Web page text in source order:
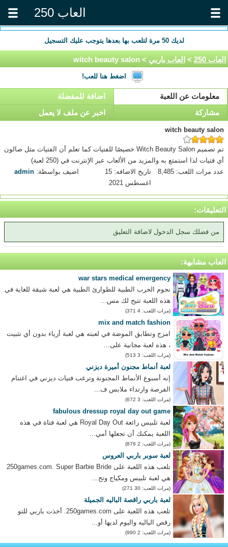
العاب 250
لديك50 مرة لتلعب بها بعدها يتوجب عليك التسجيل
العاب 250 > العاب باربي > witch beauty salon
اضغط هنا للعب!
معلومات عن اللعبة
اضافة للمفضلة
مشاركة
اخبر عن ملف لا يعمل
witch beauty salon
تم تصميم Witch Beauty Salon خصيصًا للفتيات كما تعلم أن الفتيات مثل صالون
أي فتيات لذا استمتع به والمزيد من الألعاب عبر الإنترنت في (250 لعبة)
عدد مرات اللعب: 8,485
تاريخ الاضافه: 15
اغسطس 2021
اضيف بواسطة:admin
التعليقات:
من فضلك سجل الدخول لاضافة التعليق
العاب مشابهة:
war stars medical emergency
نجوم الحرب الطبية للطوارئ الطبية هي لعبة شيقة للغاية في
هذه اللعبة تتيح لك مس...
(مرات اللعب: 4 371)
mix and match fashion
امزج وتطابق الموضة في لعبته هي لعبة أزياء بدون أي تثبيت
، هذه لعبة مجانية على...
(مرات اللعب: 3 513)
لعبة أنماط مجنون أميرة ديزني
إنه أسبوع الأنماط المجنونة وترغب فتيات ديزني في اغتنام
الفرصة وارتداء ملابس ف...
(مرات اللعب: 3 672)
fabulous dressup royal day out game
لعبة تلبيس رائعة Royal Day Out هي لعبة فتاة في هذه
اللعبة يمكنك أن تجعلها أمي...
(مرات اللعب: 2 876)
لعبة سوبر باربي العروس
تلعب هذه اللعبة على 250games.com. Super Barbie Bride
هي لعبة تلبيس ومكياج وتح...
(مرات اللعب: 30 271)
لعبة باربي راقصة الباليه الجميلة
تلعب هذه اللعبة على 250games.com. أخذت باربي للتو
رقص الباليه واليوم لديها أو...
(مرات اللعب: 2 990)